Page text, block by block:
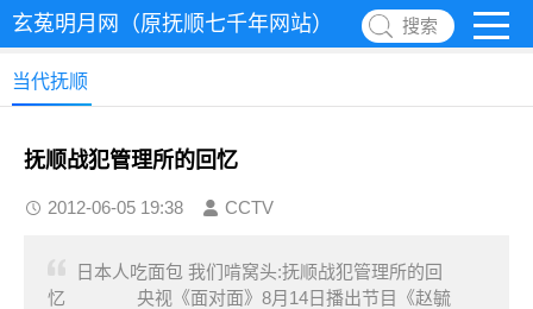
玄菟明月网（原抚顺七千年网站） 搜索
当代抚顺
抚顺战犯管理所的回忆
2012-06-05 19:38 CCTV
日本人吃面包 我们啃窝头:抚顺战犯管理所的回
忆 央视《面对面》8月14日播出节目《赵毓